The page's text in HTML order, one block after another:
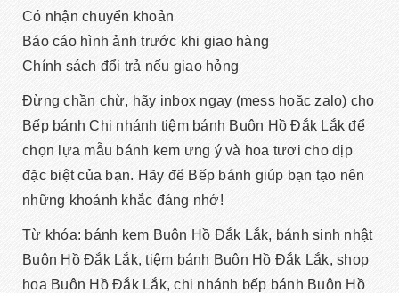
Có nhận chuyển khoản
Báo cáo hình ảnh trước khi giao hàng
Chính sách đổi trả nếu giao hỏng
Đừng chần chừ, hãy inbox ngay (mess hoặc zalo) cho
Bếp bánh Chi nhánh tiệm bánh Buôn Hồ Đắk Lắk để
chọn lựa mẫu bánh kem ưng ý và hoa tươi cho dịp
đặc biệt của bạn. Hãy để Bếp bánh giúp bạn tạo nên
những khoảnh khắc đáng nhớ!
Từ khóa: bánh kem Buôn Hồ Đắk Lắk, bánh sinh nhật
Buôn Hồ Đắk Lắk, tiệm bánh Buôn Hồ Đắk Lắk, shop
hoa Buôn Hồ Đắk Lắk, chi nhánh bếp bánh Buôn Hồ